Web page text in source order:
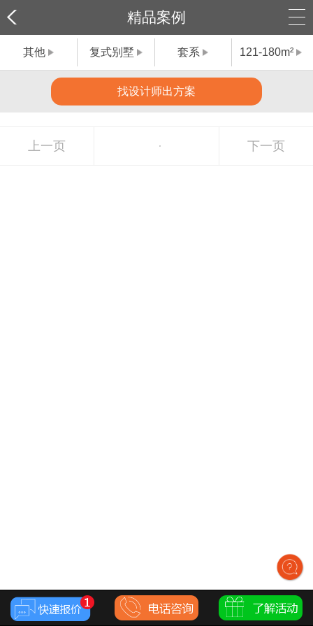
精品案例
其他 复式别墅 套系 121-180m²
找设计师出方案
上一页 下一页